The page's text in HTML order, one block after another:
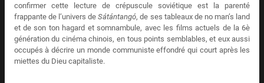
confirmer cette lecture de crépuscule soviétique est la parenté
frappante de l’univers deSátántangó, de ses tableaux de no man’s land
et de son ton hagard et somnambule, avec les films actuels de la 6è
génération du cinéma chinois, en tous points semblables, et eux aussi
occupés à décrire un monde communiste effondré qui court après les
miettes du Dieu capitaliste.